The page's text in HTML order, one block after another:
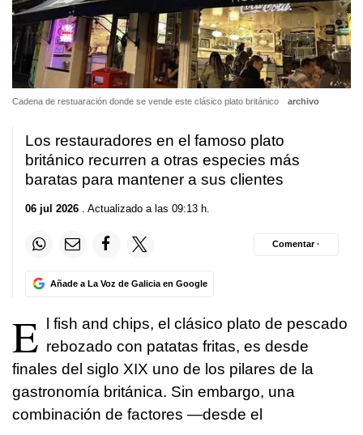
Cadena de restuaración donde se vende este clásico plato británico archivo
Los restauradores en el famoso plato
británico recurren a otras especies más
baratas para mantener a sus clientes
06 jul 2026 . Actualizado a las 09:13 h.
Añade a La Voz de Galicia en Google
Comentar ·
E l fish and chips, el clásico plato de pescado
rebozado con patatas fritas, es desde
finales del siglo XIX uno de los pilares de la
gastronomía británica. Sin embargo, una
combinación de factores —desde el